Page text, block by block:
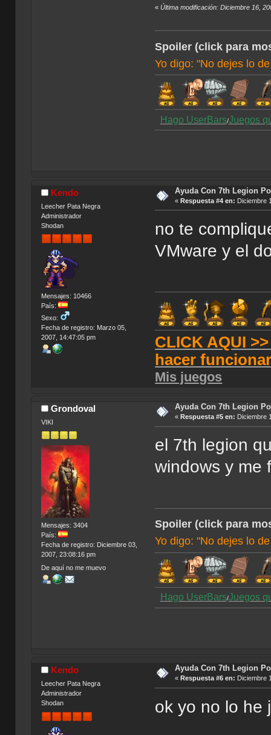
«Última modificación: Diciembre 16,
Spoiler (click para
Yo digo: "No dejes lo
Hago UserBars/Juegos
Kendo
Leecher Pata Negra
Administrador
Shodan
Mensajes: 10466
País:
Sexo:
Fecha de registro: Marzo 05,
2007, 14:47:05 pm
Ayuda Con 7th Legion
« Respuesta #4 en: Diciembre
no te
VMware y el
CLICK AQUI
hacer
Mis juegos
Grondoval
VIKI
Mensajes: 3404
País:
Fecha de registro: Diciembre 03,
2007, 23:08:16 pm
De aquí no me muevo
Ayuda Con 7th Legion
« Respuesta #5 en: Diciembre
el 7th legion
windows y me
Spoiler (click para
Yo digo: "No dejes lo
Hago UserBars/Juegos
Kendo
Leecher Pata Negra
Administrador
Shodan
Ayuda Con 7th Legion
« Respuesta #6 en: Diciembre
ok yo no lo he